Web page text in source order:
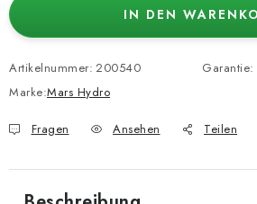
IN DEN
Artikelnummer: 200540
Marke:Mars Hydro
Garantie:
Fragen Ansehen Teilen